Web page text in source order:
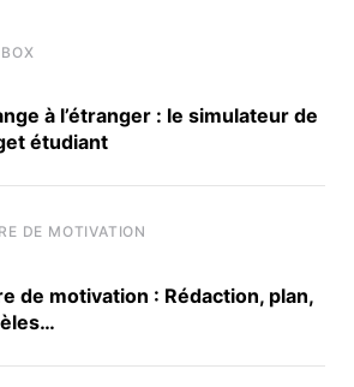
2025 sur les stéréotypes de
à l’étranger : le simulateur de
étudiant
DE MOTIVATION
de motivation : Rédaction, plan,